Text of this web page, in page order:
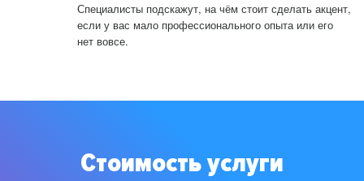
Специалисты подскажут, на чём стоит сделать акцент,
если у вас мало профессионального опыта или его
нет вовсе.
Стоимость услуги